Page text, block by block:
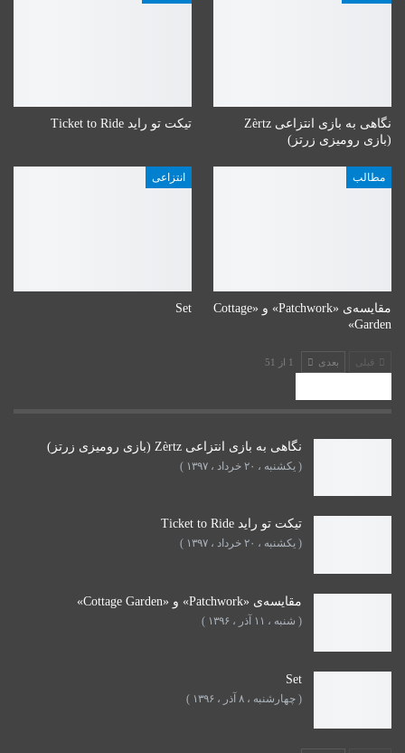
نگاهی به بازی انتزاعی Zèrtz
(بازی رومیزی زرتز)
تیکت تو راید Ticket to Ride
مطالب
مقایسه‌ی «Patchwork» و «Cottage
Garden»
انتزاعی
Set
قبلی بعدی 1 از 51
نگاهی به بازی انتزاعی Zèrtz (بازی رومیزی زرتز)
( یکشنبه ، ۲۰ خرداد ، ۱۳۹۷ )
تیکت تو راید Ticket to Ride
( یکشنبه ، ۲۰ خرداد ، ۱۳۹۷ )
مقایسه‌ی «Patchwork» و «Cottage Garden»
( شنبه ، ۱۱ آذر ، ۱۳۹۶ )
Set
( چهارشنبه ، ۸ آذر ، ۱۳۹۶ )